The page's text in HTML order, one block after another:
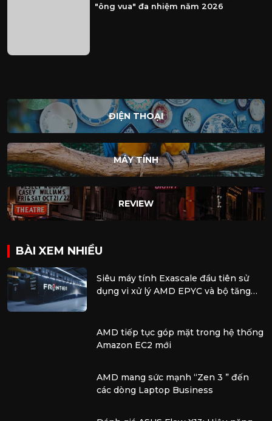
"ông vua" đa nhiệm năm 2026
ĐIỆN THOẠI
MÁY TÍNH
REVIEW
BÀI XEM NHIỀU
Siêu máy tính Exascale đầu tiên sử
dụng vi xử lý AMD EPYC và bộ tăng
AMD tiếp tục góp mặt trong hệ thống
Amazon EC2 mới
AMD mang sức mạnh “Zen 3 ” đến